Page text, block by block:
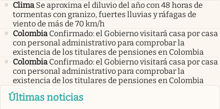
Clima Se aproxima el diluvio del año con 48 horas de
tormentas con granizo, fuertes lluvias y ráfagas de
viento de más de 70 km/h
Colombia Confirmado: el Gobierno visitará casa por casa
con personal administrativo para comprobar la
existencia de los titulares de pensiones en Colombia
Colombia Confirmado: el Gobierno visitará casa por casa
con personal administrativo para comprobar la
existencia de los titulares de pensiones en Colombia
Últimas noticias